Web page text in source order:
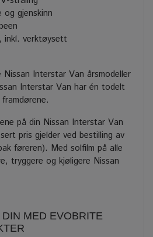
og gjenskinn
inkl. verktøysett
Interstar Van årsmodeller
Interstar Van har én todelt
på din Nissan Interstar Van
pris gjelder ved bestilling av
føreren). Med solfilm på alle
tryggere og kjøligere Nissan
MED EVOBRITE